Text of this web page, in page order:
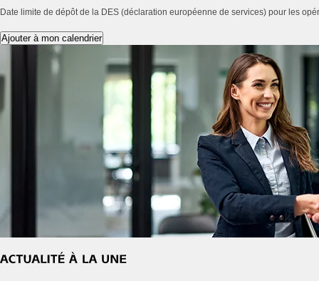
Date limite de dépôt de la DES (déclaration européenne de services) pour les
Ajouter à mon calendrier